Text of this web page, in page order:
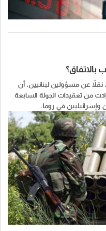
بالاتفاق؟
عن مسؤولين ​لبنانيين، أن
من تعقيدات الجولة السابعة
وإسرائيليين في روما.